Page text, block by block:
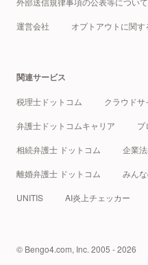
運営会社 オプトアウトに関す
関連サービス
税理士ドットコム クラウドサ
弁護士ドットコムキャリア プ
相続弁護士 ドットコム 企業
離婚弁護士 ドットコム みん
UNITIS AI炎上チェッカー
© Bengo4.com, Inc. 2005 - 2026